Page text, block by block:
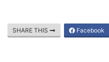
SHARE THIS Facebook